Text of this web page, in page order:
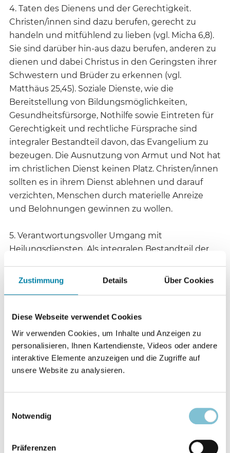
Zustimmung Details Über Cookies
Diese Webseite verwendet Cookies
Wir verwenden Cookies, um Inhalte und Anzeigen zu
personalisieren, Ihnen Kartendienste, Videos oder andere
interaktive Elemente anzuzeigen und die Zugriffe auf
unsere Website zu analysieren.
Notwendig
Präferenzen
4. Taten des Dienens und der Gerechtigkeit.
Christen/innen sind dazu berufen, gerecht zu
handeln und mitfühlend zu lieben (vgl. Micha 6,8).
Sie sind darüber hin-aus dazu berufen, anderen zu
dienen und dabei Christus in den Geringsten ihrer
Schwestern und Brüder zu erkennen (vgl.
Matthäus 25,45). Soziale Dienste, wie die
Bereitstellung von Bildungsmöglichkeiten,
Gesundheitsfürsorge, Nothilfe sowie Eintreten für
Gerechtigkeit und rechtliche Fürsprache sind
integraler Bestandteil davon, das Evangelium zu
bezeugen. Die Ausnutzung von Armut und Not hat
im christlichen Dienst keinen Platz. Christen/innen
sollten es in ihrem Dienst ablehnen und darauf
verzichten, Menschen durch materielle Anreize
und Belohnungen gewinnen zu wollen.
5. Verantwortungsvoller Umgang mit
Heilungsdiensten. Als integralen Bestandteil der
Heilungsdienste aus. Sie sind dazu berufen, diese
achten. Dabei müssen sie sicherstellen, dass die
Verwundbarkeit der Menschen und ihr Bedürfnis
nach Heilung nicht ausgenutzt werden.
6. Ablehnung von Gewalt. Christen/innen sind
Gewalt und Machtmissbrauch abzulehnen, auch
deren psychologische und soziale Formen. Sie
lehnen auch Gewalt, ungerechte Diskriminierung
Autoritäten ab. Dazu gehören auch die